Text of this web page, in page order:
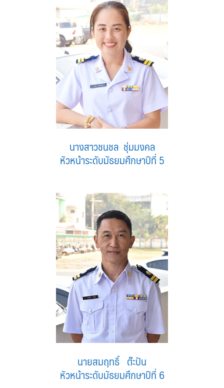
นางสาวชนชล ชุ่มมงคล
หัวหน้าระดับมัธยมศึกษาปีที่ 5
นายสมฤทธิ์ ต๊ะปัน
หัวหน้าระดับมัธยมศึกษาปีที่ 6